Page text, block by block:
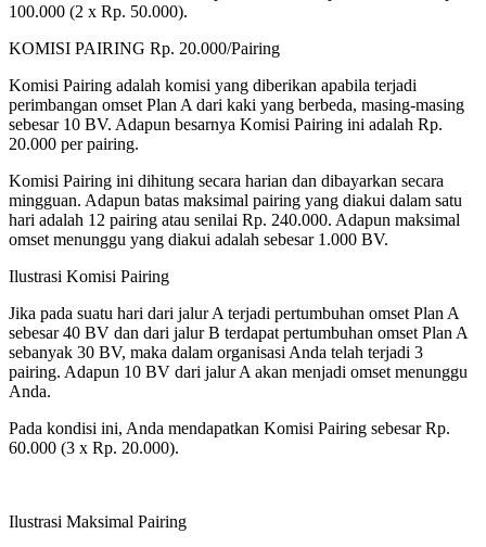
100.000 (2 x Rp. 50.000).
KOMISI PAIRING Rp. 20.000/Pairing
Komisi Pairing adalah komisi yang diberikan apabila terjadi
perimbangan omset Plan A dari kaki yang berbeda, masing-masing
sebesar 10 BV. Adapun besarnya Komisi Pairing ini adalah Rp.
20.000 per pairing.
Komisi Pairing ini dihitung secara harian dan dibayarkan secara
mingguan. Adapun batas maksimal pairing yang diakui dalam satu
hari adalah 12 pairing atau senilai Rp. 240.000. Adapun maksimal
omset menunggu yang diakui adalah sebesar 1.000 BV.
Ilustrasi Komisi Pairing
Jika pada suatu hari dari jalur A terjadi pertumbuhan omset Plan A
sebesar 40 BV dan dari jalur B terdapat pertumbuhan omset Plan A
sebanyak 30 BV, maka dalam organisasi Anda telah terjadi 3
pairing. Adapun 10 BV dari jalur A akan menjadi omset menunggu
Anda.
Pada kondisi ini, Anda mendapatkan Komisi Pairing sebesar Rp.
60.000 (3 x Rp. 20.000).
Ilustrasi Maksimal Pairing